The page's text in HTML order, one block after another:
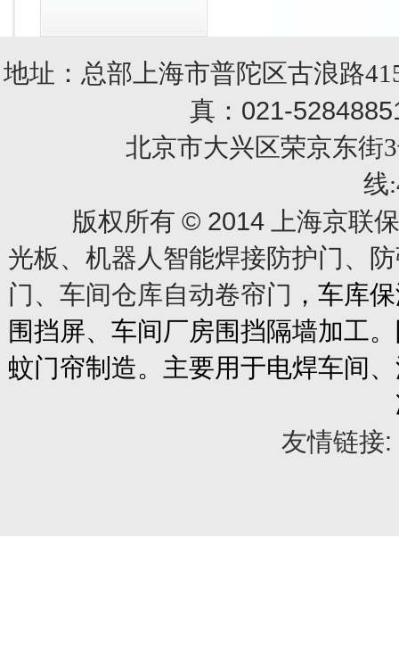
地址：总部上海市普陀区古浪路
真： 021-
北京市大兴区荣京东街3
线
版权所有 © 2014上海京联
光板、机器人智能焊接防护门、
门、车间仓库自动卷帘门 ，车库
围挡屏、车间厂房围挡隔墙加工
蚊门帘制造。主要用于电焊车间
友情链接: